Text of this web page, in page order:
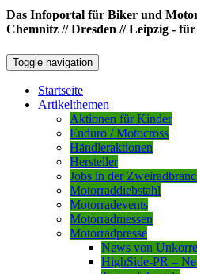
Das Infoportal für Biker und
Chemnitz // Dresden // Leipzig - für
Toggle navigation
Startseite
Artikelthemen
Aktionen für Kinder
Enduro / Motocross
Händleraktionen
Hersteller
Jobs in der
Motorraddiebstahl
Motorradevents
Motorradmessen
Motorradpresse
News von
HighSide-PR –